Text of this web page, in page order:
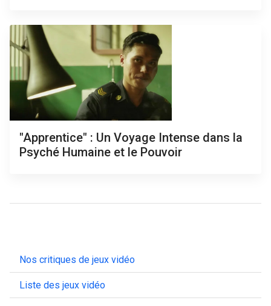
"Apprentice" : Un Voyage Intense dans la
Psyché Humaine et le Pouvoir
Nos critiques de jeux vidéo
Liste des jeux vidéo